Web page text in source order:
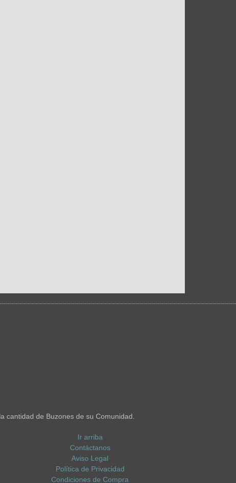
cantidad de Buzones de su Comunidad.
Ir arriba
Contáctanos
Aviso Legal
Política de Privacidad
Condiciones de Compra